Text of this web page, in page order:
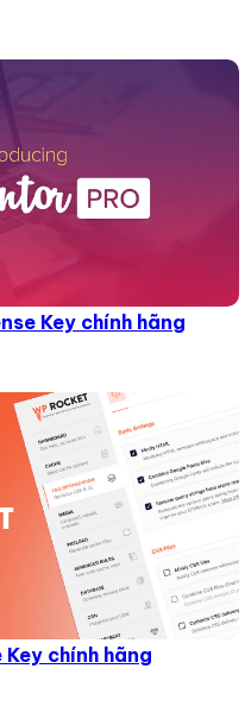
Key chính hãng
chính hãng